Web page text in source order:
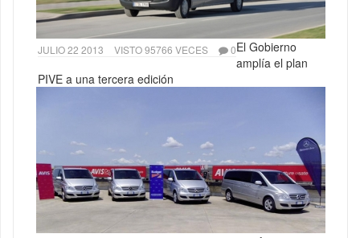
JULIO 22 2013 VISTO 95766 VECES 0El Gobierno
amplía el plan
PIVE a una tercera edición